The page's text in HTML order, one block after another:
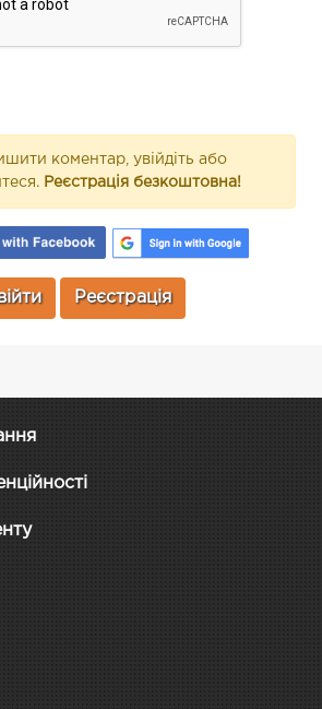
коментар, увійдіть або
Реєстрація безкоштовна!
Реєстрація